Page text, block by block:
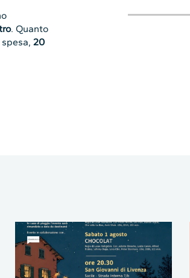
. Quanto
spesa,20